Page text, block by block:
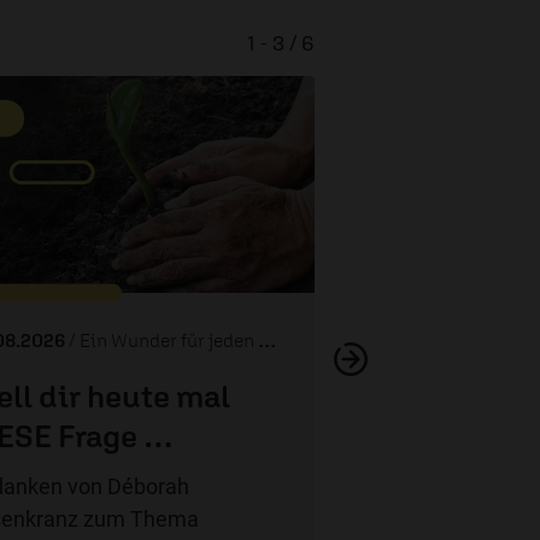
/ Ein Wunder für jeden Tag
dir heute mal
Frage …
von Déborah
zum Thema
1 - 3 / 6